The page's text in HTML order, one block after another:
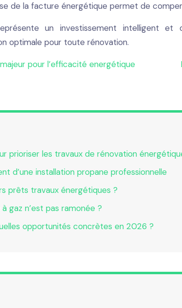
de la facture énergétique permet de
un investissement
optimale pour toute rénovation.
pour l’efficacité energétique
prioriser les travaux de rénovation
d’une installation propane professionnelle
prêts travaux énergétiques ?
gaz n’est pas ramonée ?
opportunités concrètes en 2026 ?